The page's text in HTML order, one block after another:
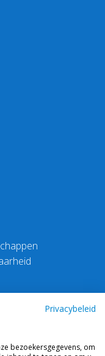
Privacybeleid
bezoekersgegevens, om